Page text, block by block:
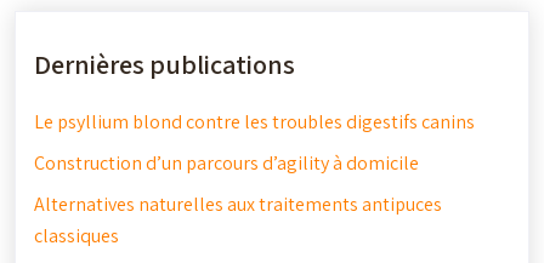
Dernières publications
Le psyllium blond contre les troubles digestifs canins
Construction d’un parcours d’agility à domicile
Alternatives naturelles aux traitements antipuces
classiques